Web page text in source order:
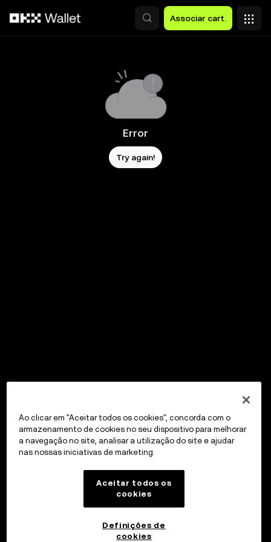
Associar cart.
Error
Try again!
Ao clicar em "Aceitar todos os cookies", concorda com o
armazenamento de cookies no seu dispositivo para melhorar
a navegação no site, analisar a utilização do site e ajudar
nas nossas iniciativas de marketing.
Aceitar todos os
cookies
Definições de
cookies